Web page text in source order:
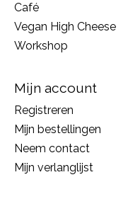
Café
Vegan High Cheese
Workshop
Mijn account
Registreren
Mijn bestellingen
Neem contact
Mijn verlanglijst